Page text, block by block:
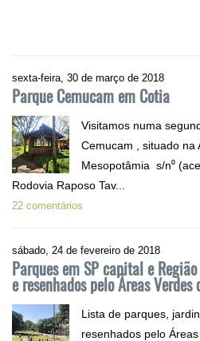
sexta-feira, 30 de março de 2018
Parque Cemucam em Cotia
Visitamos numa
Cemucam , situado na
Mesopotâmia s/n⁰
Rodovia Raposo Tav...
22 comentários
sábado, 24 de fevereiro de 2018
Parques em SP capital e
e resenhados pelo Áreas Verdes
Lista de parques,
resenhados pelo